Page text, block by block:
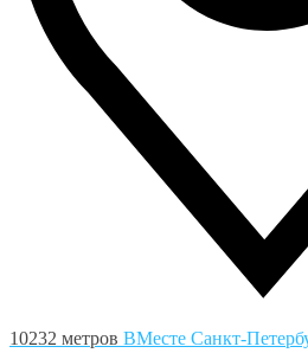
10232 метров ВМесте Санкт-